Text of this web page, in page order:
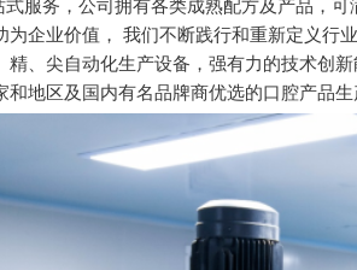
式服务，公司拥有各类成熟配方及产品，
为企业价值， 我们不断践行和重新定义行
精、尖自动化生产设备，强有力的技术创
和地区及国内有名品牌商优选的口腔产品